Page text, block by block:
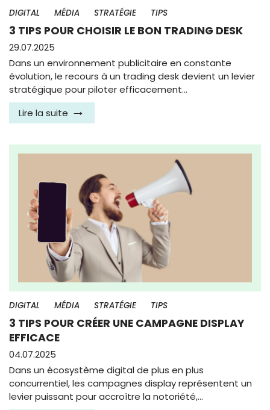
DIGITAL MÉDIA STRATÉGIE TIPS
3 TIPS POUR CHOISIR LE BON TRADING DESK
29.07.2025
Dans un environnement publicitaire en constante
évolution, le recours à un trading desk devient un levier
stratégique pour piloter efficacement…
Lire la suite
DIGITAL MÉDIA STRATÉGIE TIPS
3 TIPS POUR CRÉER UNE CAMPAGNE DISPLAY
EFFICACE
04.07.2025
Dans un écosystème digital de plus en plus
concurrentiel, les campagnes display représentent un
levier puissant pour accroître la notoriété,…